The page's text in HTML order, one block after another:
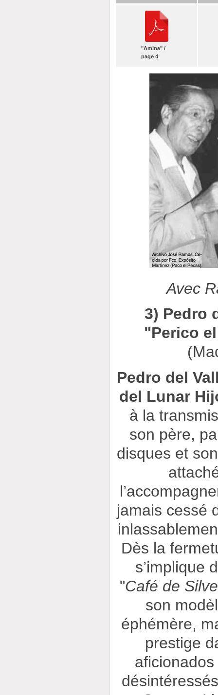
"Amina" /
page 4
Avec
3) Pedro
"Perico
Pedro del
del Lunar
à la
son père,
disques et
jamais cessé
Dès la
s’implique
"Café de
son
éphémère,
prestige